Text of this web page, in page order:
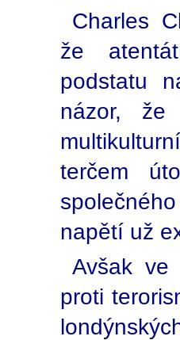
Charles
že
podstatu
názor, že
terčem
napětí už
Avšak ve
proti